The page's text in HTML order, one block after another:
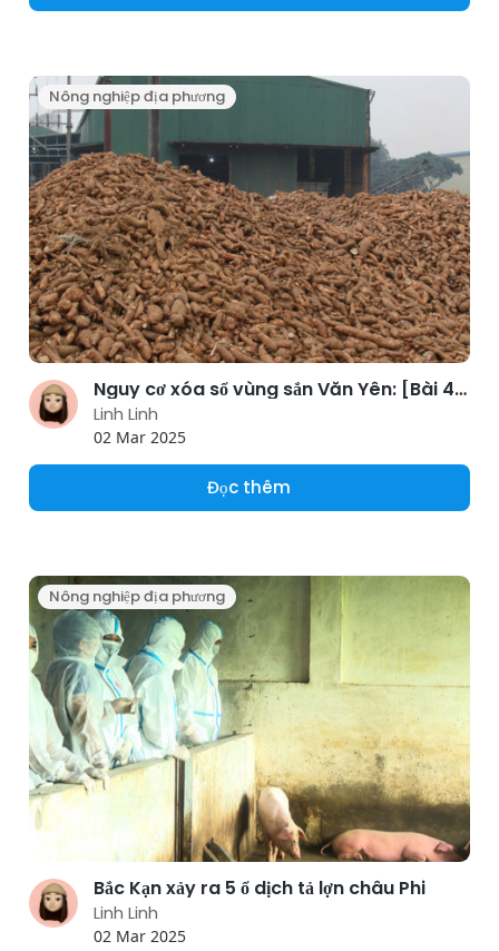
Nông nghiệp địa phương
Nguy cơ xóa sổ vùng sắn Văn Yên: [Bài 4] Xây dựng chuỗi liên kết bền vững
Linh Linh
02 Mar 2025
Đọc thêm
Nông nghiệp địa phương
Bắc Kạn xảy ra 5 ổ dịch tả lợn châu Phi
Linh Linh
02 Mar 2025